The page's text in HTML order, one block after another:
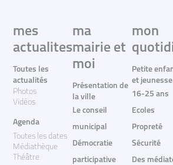
mes
actualites
Toutes les
actualités
Photos
Vidéos
Agenda
Toutes les dates
Médiathèque
Théâtre
ma
mairie et
moi
Présentation de
la ville
Le conseil
municipal
Démocratie
participative
mon
Petite
et jeunesse
16-25 ans
Ecoles
Propreté
Sécurité
Des